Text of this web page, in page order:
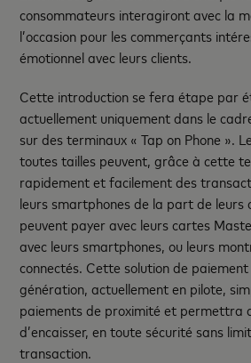
consommateurs interagiront avec la
l’occasion pour les commerçants
émotionnel avec leurs clients.
Cette introduction se fera étape par
actuellement uniquement dans le
sur des terminaux « Tap on Phone ».
toutes tailles peuvent, grâce à cette
rapidement et facilement des
leurs smartphones de la part de leurs
peuvent payer avec leurs cartes
avec leurs smartphones, ou leurs
connectés. Cette solution de paiement
génération, actuellement en pilote,
paiements de proximité et permettra
d’encaisser, en toute sécurité sans
transaction.